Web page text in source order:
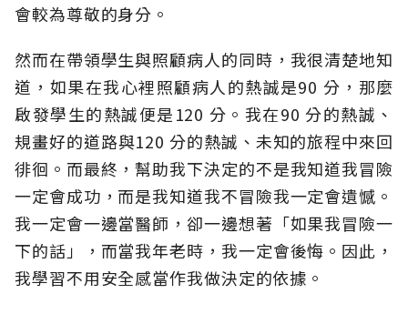
會較為尊敬的身分。
然而在帶領學生與照顧病人的同時，我很清楚地知
道，如果在我心裡照顧病人的熱誠是90 分，那麼
啟發學生的熱誠便是120 分。我在90 分的熱誠、
規畫好的道路與120 分的熱誠、未知的旅程中來回
徘徊。而最終，幫助我下決定的不是我知道我冒險
一定會成功，而是我知道我不冒險我一定會遺憾。
我一定會一邊當醫師，卻一邊想著「如果我冒險一
下的話」，而當我年老時，我一定會後悔。因此，
我學習不用安全感當作我做決定的依據。